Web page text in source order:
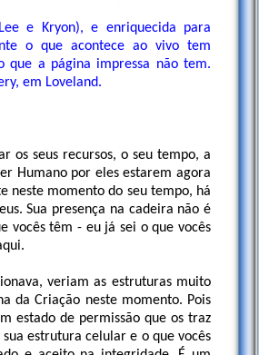
e Kryon), e enriquecida para
o que acontece ao vivo tem
que a página impressa não tem.
em Loveland.
os seus recursos, o seu tempo, a
Humano por eles estarem agora
neste momento do seu tempo, há
Sua presença na cadeira não é
vocês têm - eu já sei o que vocês
veriam as estruturas muito
da Criação neste momento. Pois
estado de permissão que os traz
estrutura celular e o que vocês